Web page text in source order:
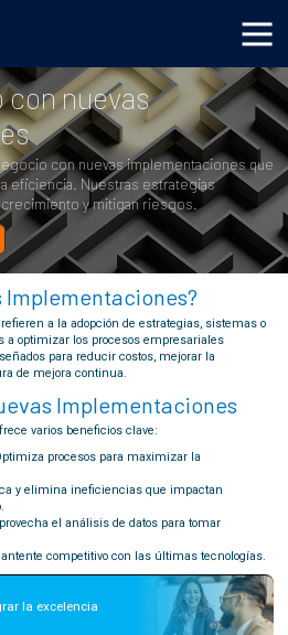
con nuevas
con nuevas implementaciones que
eficiencia. Nuestras estrategias
y mitigan riesgos.
Implementaciones?
a la adopción de estrategias, sistemas o
a optimizar los procesos empresariales
para reducir costos, mejorar la
de mejora continua.
Implementaciones
varios beneficios clave:
procesos para maximizar la
y elimina ineficiencias que impactan
el análisis de datos para tomar
competitivo con las últimas tecnologías.
la excelencia